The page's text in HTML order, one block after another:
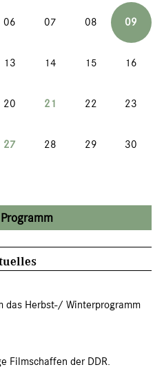
06 07 08 09
13 14 15 16
20 21 22 23
27 28 29 30
das Herbst-/ Winterprogramm
Filmschaffen der DDR.